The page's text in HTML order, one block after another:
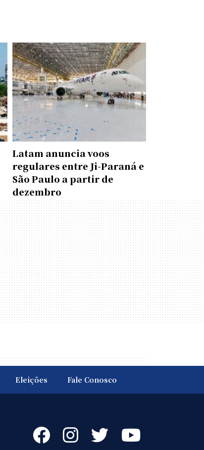
Latam anuncia voos
regulares entre Ji-Paraná e
São Paulo a partir de
dezembro
Eleições Fale Conosco